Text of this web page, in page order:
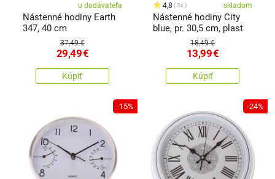
u dodávateľa
Nástenné hodiny Earth
347, 40 cm
37,49 €
29,49€
Kúpiť
4,8 3x skladom
Nástenné hodiny City
blue, pr. 30,5 cm, plast
18,49 €
13,99€
Kúpiť
-15% -24%